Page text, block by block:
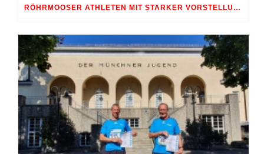
RÖHRMOOSER ATHLETEN MIT STARKER VORSTELLUNG BEIM INDERSDORFER STRASSENLAUF